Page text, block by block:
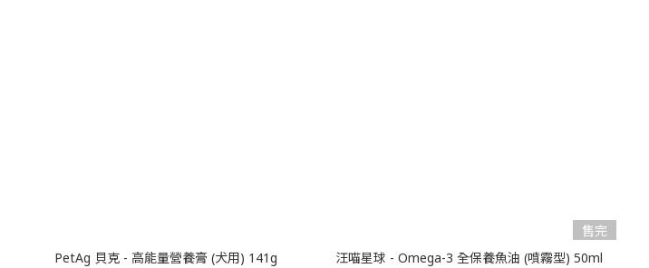
PetAg 貝克 - 高能量營養膏 (犬用) 141g
售完
汪喵星球 - Omega-3 全保養魚油 (噴霧型) 50ml